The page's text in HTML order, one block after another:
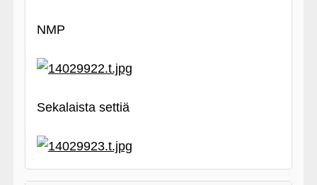
NMP
Sekalaista settiä